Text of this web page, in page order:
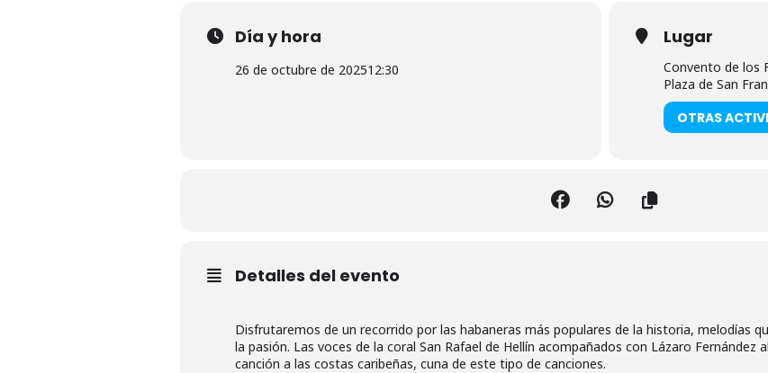
Día y hora
26 de octubre de 202512:30
Lugar
Convento de los
Plaza de San
OTRAS
Detalles del evento
Disfrutaremos de un recorrido por las habaneras más populares de la historia, melodías
la pasión. Las voces de la coral San Rafael de Hellín acompañados con Lázaro
canción a las costas caribeñas, cuna de este tipo de canciones.